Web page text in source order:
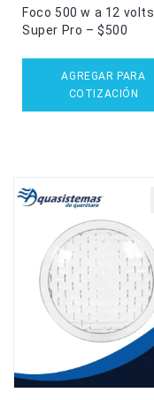
Foco 500 w a 12 volts
Super Pro – $500
AGREGAR PARA
COTIZACIÓN